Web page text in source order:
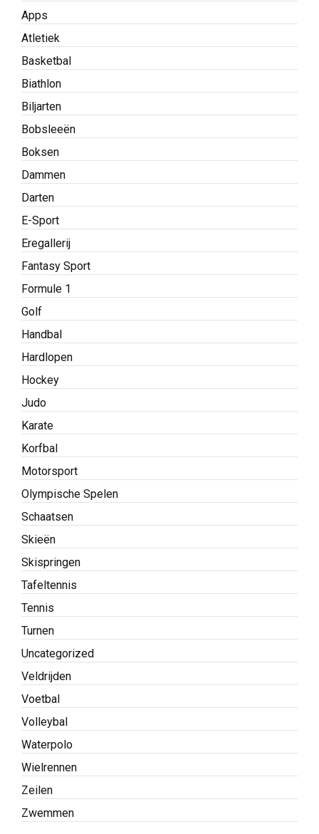
Apps
Atletiek
Basketbal
Biathlon
Biljarten
Bobsleeën
Boksen
Dammen
Darten
E-Sport
Eregallerij
Fantasy Sport
Formule 1
Golf
Handbal
Hardlopen
Hockey
Judo
Karate
Korfbal
Motorsport
Olympische Spelen
Schaatsen
Skieën
Skispringen
Tafeltennis
Tennis
Turnen
Uncategorized
Veldrijden
Voetbal
Volleybal
Waterpolo
Wielrennen
Zeilen
Zwemmen